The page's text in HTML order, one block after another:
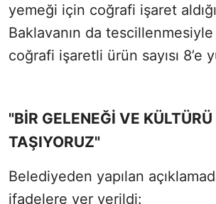
yemeği için coğrafi işaret aldığı
Baklavanın da
coğrafi işaretli ürün sayısı 8’e
"BİR GELENEĞİ VE
TAŞIYORUZ"
Belediyeden yapılan
ifadelere yer verildi: